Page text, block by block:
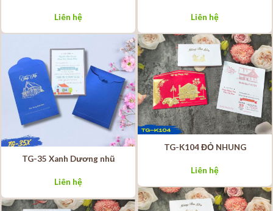
Liên hệ Liên hệ
TG-35 Xanh Dương nhũ
Liên hệ
TG-K104 ĐỎ NHUNG
Liên hệ